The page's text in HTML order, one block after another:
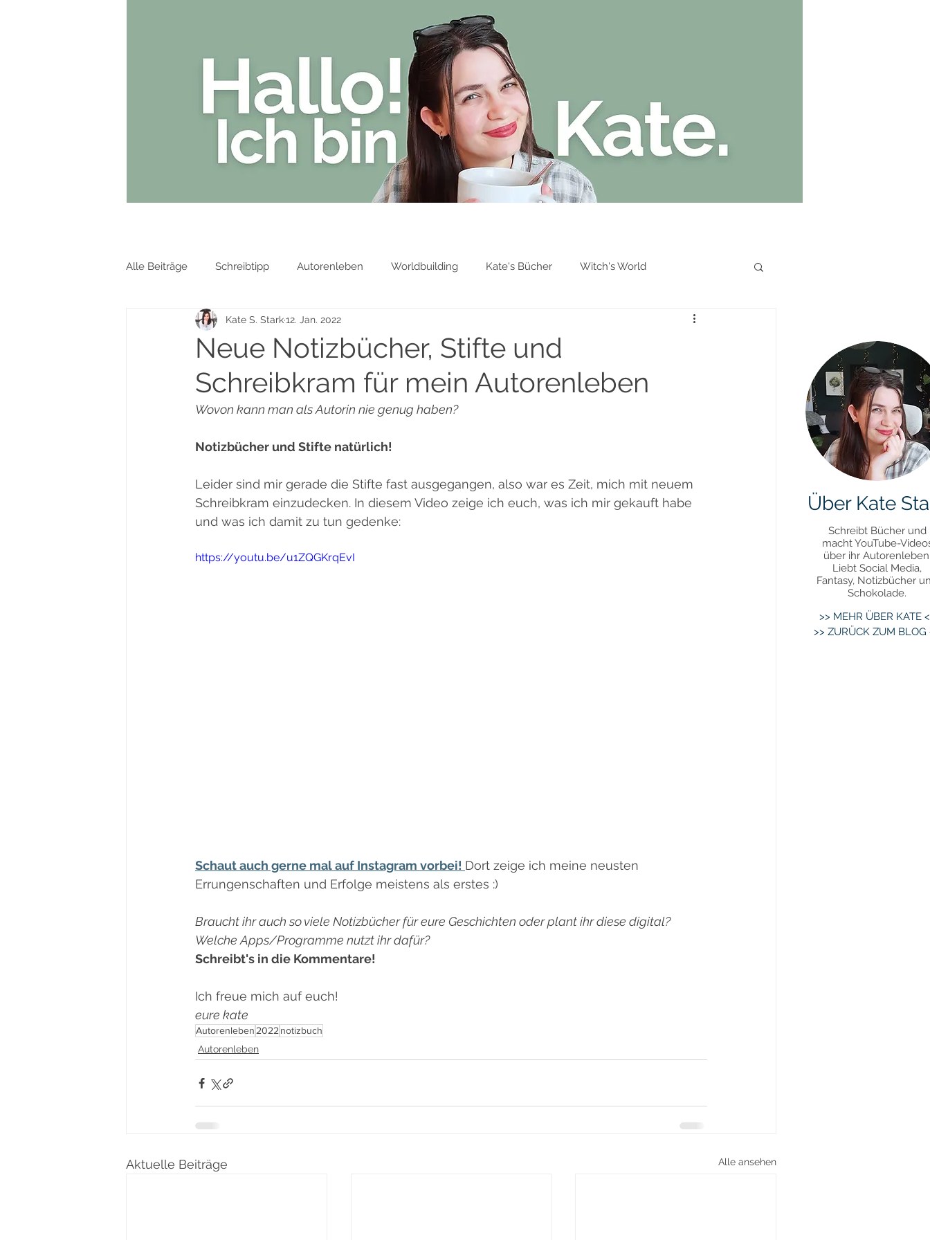
Alle Beiträge Schreibtipp Autorenleben Worldbuilding Kate's Bücher Witch's World
Deine Seele Trilogie Tarot Schreibupdate Daily Update
YouTube-Community-Projekt Rezension Aus Liebe zum Schreiben Challenge Produktivität
Neue Notizbücher, Stifte und
Schreibkram für mein Autorenleben
Kate S. Stark12. Jan. 2022
Wovon kann man als Autorin nie genug haben?
Notizbücher und Stifte natürlich!
Leider sind mir gerade die Stifte fast ausgegangen, also war es Zeit, mich mit neuem
Schreibkram einzudecken. In diesem Video zeige ich euch, was ich mir gekauft habe
und was ich damit zu tun gedenke:
https://youtu.be/u1ZQGKrqEvI
Schaut auch gerne mal auf Instagram vorbei! Dort zeige ich meine neusten
Errungenschaften und Erfolge meistens als erstes :)
Braucht ihr auch so viele Notizbücher für eure Geschichten oder plant ihr diese digital?
Welche Apps/Programme nutzt ihr dafür?
Schreibt's in die Kommentare!
Ich freue mich auf euch!
eure kate
Autorenleben2022notizbuch
Autorenleben
Aktuelle Beiträge Alle ansehen
Über Kate
Schreibt Bücher und
macht YouTube-
über ihr
Liebt Social Media,
Fantasy, Notizbücher
Schokolade.
>> MEHR ÜBER KATE
>> ZURÜCK ZUM BLOG